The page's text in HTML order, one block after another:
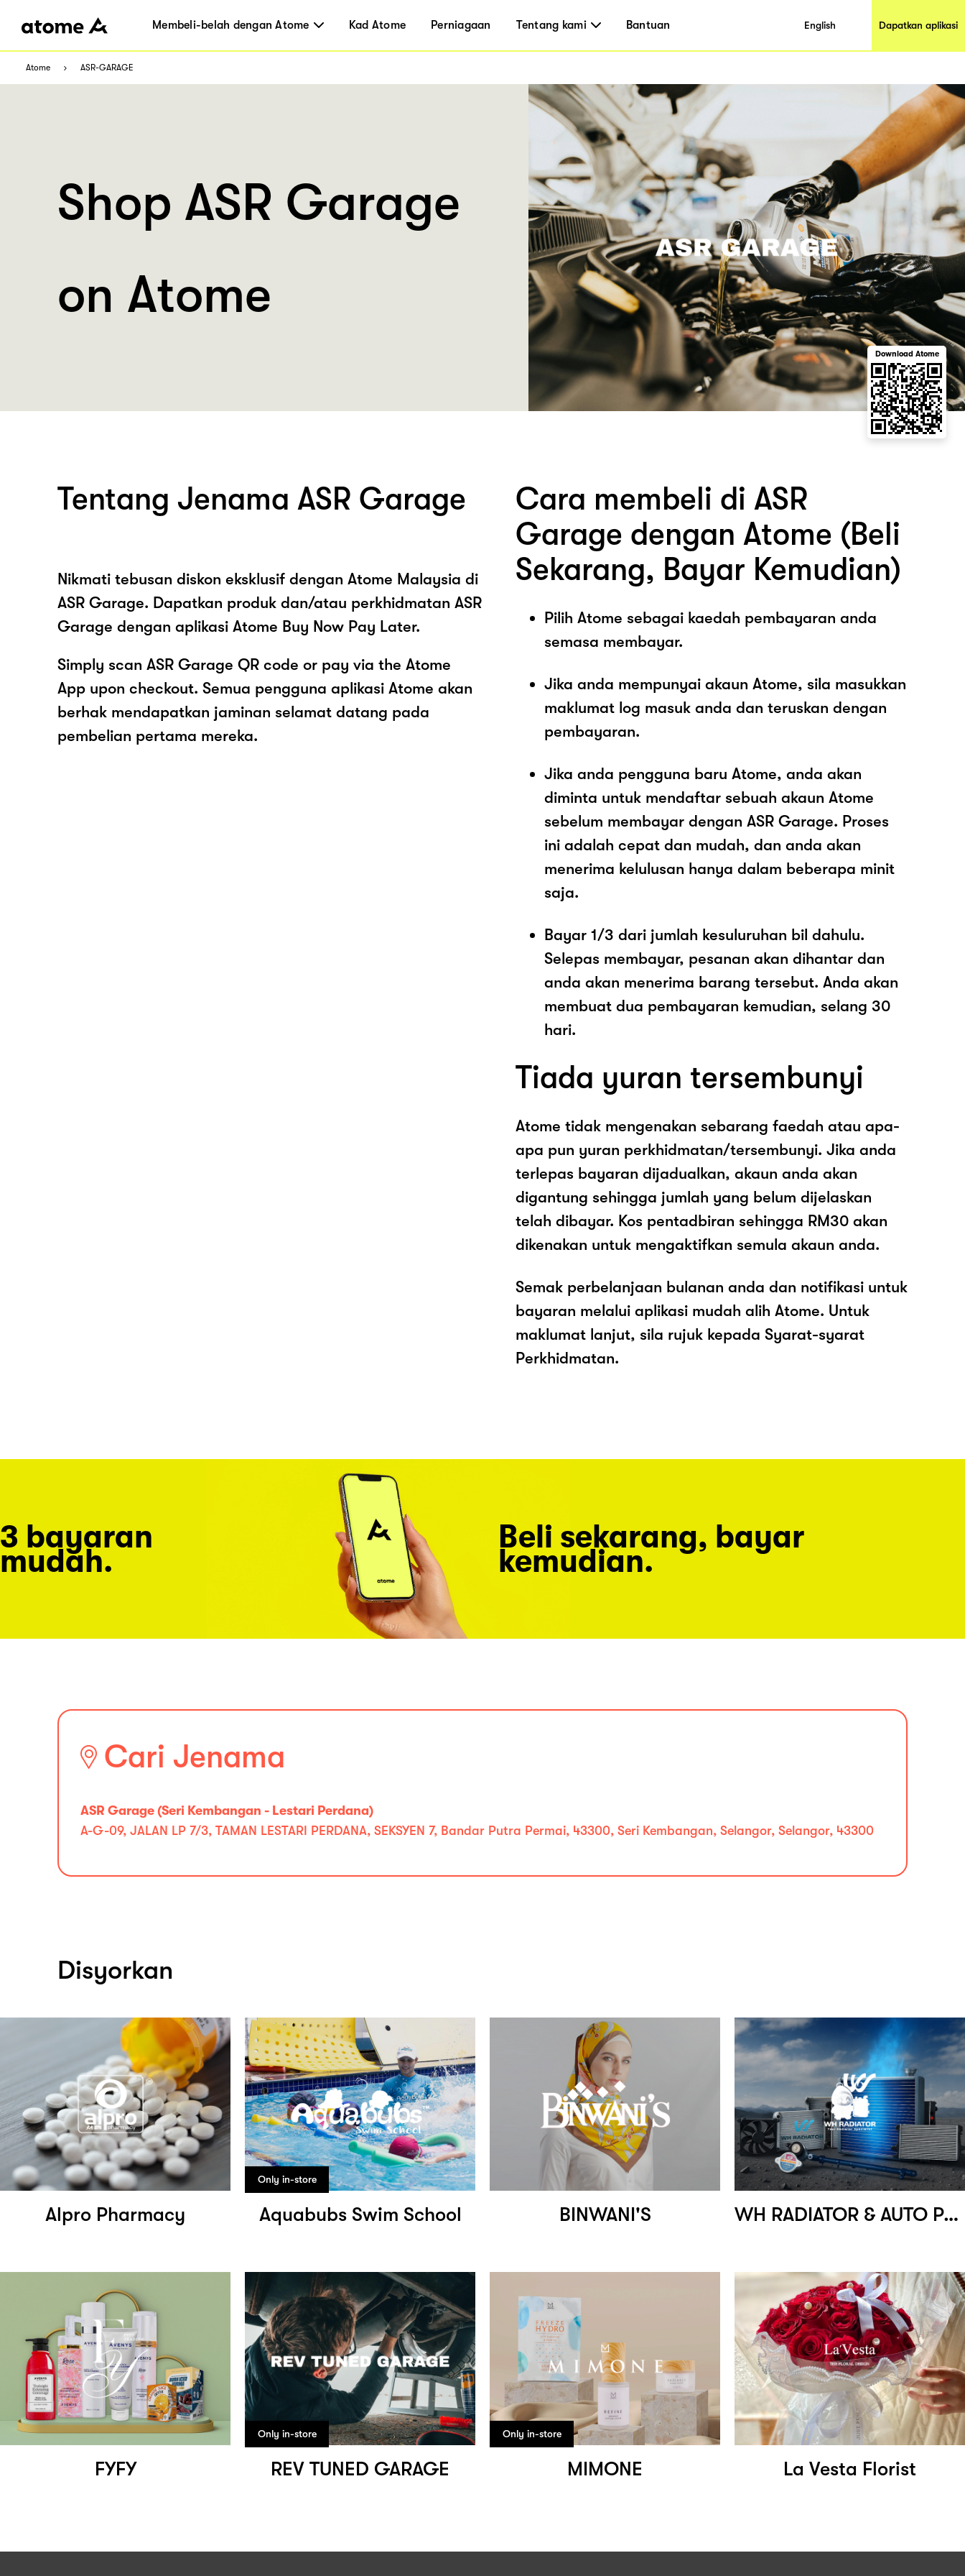
Membeli-belah dengan Atome Kad Atome Perniagaan Tentang kami Bantuan English Dapatkan aplikasi
Atome ASR-GARAGE
Shop ASR Garage
on Atome
Download Atome
Tentang Jenama ASR Garage
Nikmati tebusan diskon eksklusif dengan Atome Malaysia di
ASR Garage. Dapatkan produk dan/atau perkhidmatan ASR
Garage dengan aplikasi Atome Buy Now Pay Later.
Simply scan ASR Garage QR code or pay via the Atome
App upon checkout. Semua pengguna aplikasi Atome akan
berhak mendapatkan jaminan selamat datang pada
pembelian pertama mereka.
Cara membeli di ASR
Garage dengan Atome (Beli
Sekarang, Bayar Kemudian)
Pilih Atome sebagai kaedah pembayaran anda
semasa membayar.
Jika anda mempunyai akaun Atome, sila masukkan
maklumat log masuk anda dan teruskan dengan
pembayaran.
Jika anda pengguna baru Atome, anda akan
diminta untuk mendaftar sebuah akaun Atome
sebelum membayar dengan ASR Garage. Proses
ini adalah cepat dan mudah, dan anda akan
menerima kelulusan hanya dalam beberapa minit
saja.
Bayar 1/3 dari jumlah kesuluruhan bil dahulu.
Selepas membayar, pesanan akan dihantar dan
anda akan menerima barang tersebut. Anda akan
membuat dua pembayaran kemudian, selang 30
hari.
Tiada yuran tersembunyi
Atome tidak mengenakan sebarang faedah atau apa-
apa pun yuran perkhidmatan/tersembunyi. Jika anda
terlepas bayaran dijadualkan, akaun anda akan
digantung sehingga jumlah yang belum dijelaskan
telah dibayar. Kos pentadbiran sehingga RM30 akan
dikenakan untuk mengaktifkan semula akaun anda.
Semak perbelanjaan bulanan anda dan notifikasi untuk
bayaran melalui aplikasi mudah alih Atome. Untuk
maklumat lanjut, sila rujuk kepada Syarat-syarat
Perkhidmatan.
3 bayaran
mudah.
Beli sekarang, bayar
kemudian.
Cari Jenama
ASR Garage (Seri Kembangan - Lestari Perdana)
A-G-09, JALAN LP 7/3, TAMAN LESTARI PERDANA, SEKSYEN 7, Bandar Putra Permai, 43300, Seri Kembangan, Selangor, Selangor, 43300
Disyorkan
Alpro Pharmacy
Only in-store
Aquabubs Swim School BINWANI'S WH RADIATOR & AUTO PARTS
FYFY
Only in-store
REV TUNED GARAGE
Only in-store
MIMONE La Vesta Florist